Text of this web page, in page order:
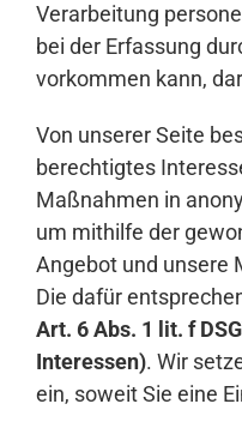
Verarbeitung
bei der Erfassung
vorkommen kann,
Von unserer Seite
berechtigtes
Maßnahmen in
um mithilfe der
Angebot und unsere
Die dafür
Art. 6 Abs. 1 lit. f
Interessen). Wir
ein, soweit Sie eine